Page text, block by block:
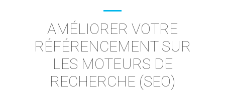
AMÉLIORER VOTRE
RÉFÉRENCEMENT SUR
LES MOTEURS DE
RECHERCHE (SEO)